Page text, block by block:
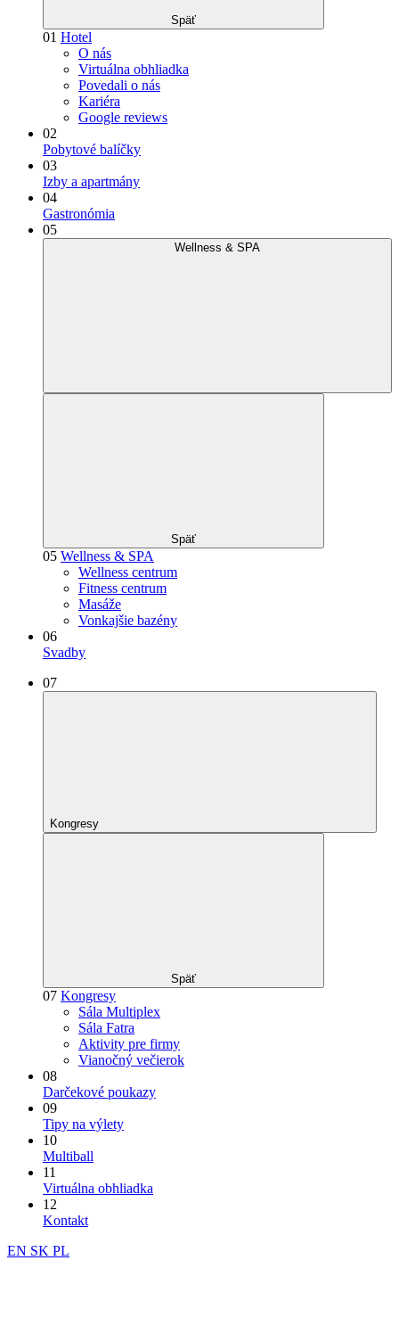
Späť
01 Hotel
O nás
Virtuálna obhliadka
Povedali o nás
Kariéra
Google reviews
02
Pobytové balíčky
03
Izby a apartmány
04
Gastronómia
05
Wellness & SPA
Späť
05 Wellness & SPA
Wellness centrum
Fitness centrum
Masáže
Vonkajšie bazény
06
Svadby
07
Kongresy
Späť
07 Kongresy
Sála Multiplex
Sála Fatra
Aktivity pre firmy
Vianočný večierok
08
Darčekové poukazy
09
Tipy na výlety
10
Multiball
11
Virtuálna obhliadka
12
Kontakt
EN SK PL